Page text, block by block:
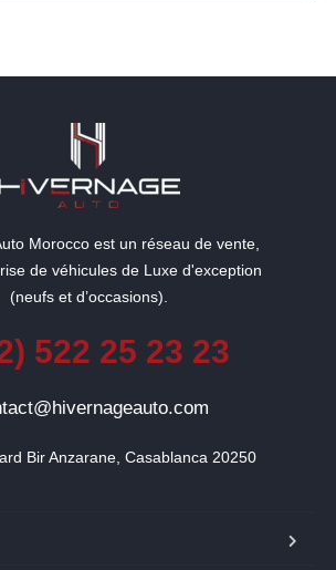
Morocco est un réseau de vente,
de véhicules de Luxe d'exception
(neufs et d’occasions).
522 25 23 23
Bir Anzarane, Casablanca 20250